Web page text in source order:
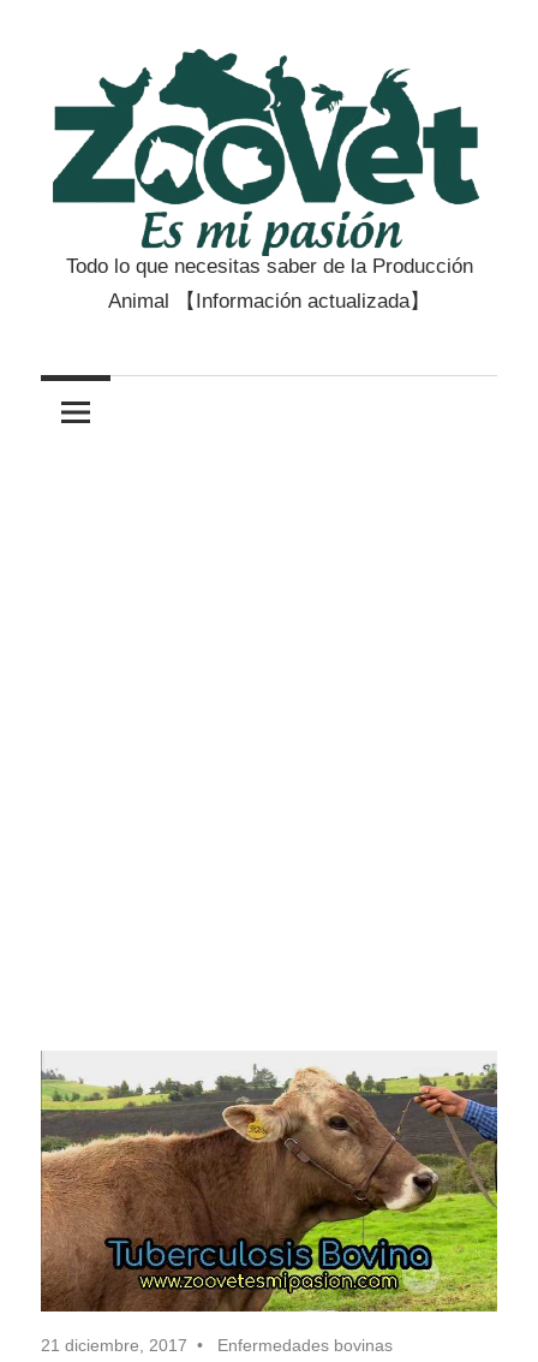
contenido
Zootecnia
Veterinaria
Todo lo que necesitas saber de la Producción
Animal 【Información actualizada】
21 diciembre, 2017 Enfermedades bovinas